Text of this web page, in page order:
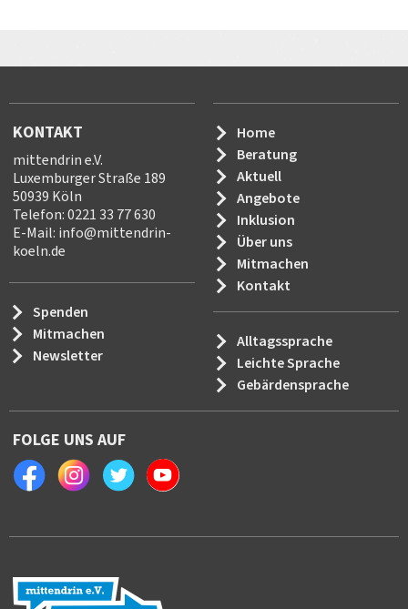
KONTAKT
mittendrin e.V.
Luxemburger Straße 189
50939 Köln
Telefon: 0221 33 77 630
E-Mail: info@mittendrin-
koeln.de
Spenden
Mitmachen
Newsletter
Home
Beratung
Aktuell
Angebote
Inklusion
Über uns
Mitmachen
Kontakt
Alltagssprache
Leichte Sprache
Gebärdensprache
FOLGE UNS AUF
FacebookInstagramTwitter